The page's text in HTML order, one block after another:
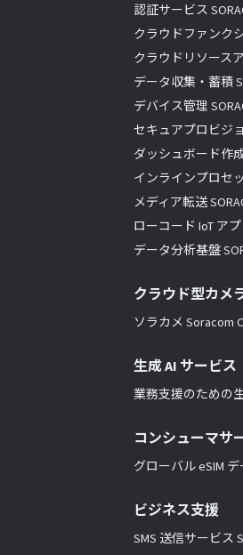
認証サービス
クラウドファンク
クラウドリソース
データ収集・蓄積
デバイス管理
セキュアプロビジ
ダッシュボード作
インラインプロセ
メディア転送
ローコード IoT ア
データ分析基盤
クラウド型カメ
ソラカメ Soracom
生成 AI サービス
業務支援のための
コンシューマサ
グローバル eSIM
ビジネス支援
SMS 送信サービス